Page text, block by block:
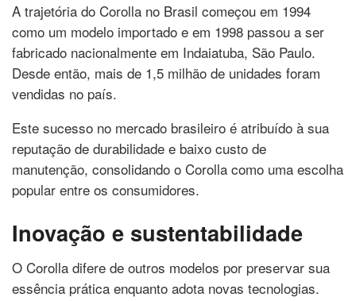
A trajetória do Corolla no Brasil começou em 1994
como um modelo importado e em 1998 passou a ser
fabricado nacionalmente em Indaiatuba, São Paulo.
Desde então, mais de 1,5 milhão de unidades foram
vendidas no país.
Este sucesso no mercado brasileiro é atribuído à sua
reputação de durabilidade e baixo custo de
manutenção, consolidando o Corolla como uma escolha
popular entre os consumidores.
Inovação e sustentabilidade
O Corolla difere de outros modelos por preservar sua
essência prática enquanto adota novas tecnologias.